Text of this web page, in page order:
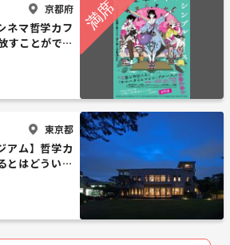
京都府
ネマ哲学カフ
すことができ
下対象
東京都
アム】哲学カ
とはどういう
美術館※年齢